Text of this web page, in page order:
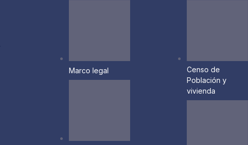
Marco legal
Censo de
Población y
vivienda